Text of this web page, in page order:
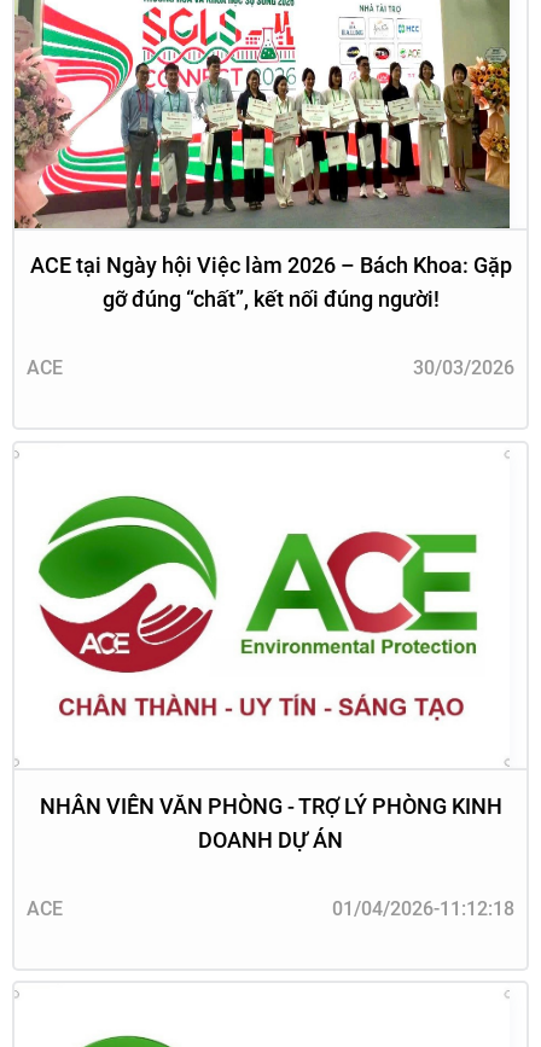
ACE tại Ngày hội Việc làm 2026 – Bách Khoa: Gặp
gỡ đúng “chất”, kết nối đúng người!
ACE 30/03/2026
NHÂN VIÊN VĂN PHÒNG - TRỢ LÝ PHÒNG KINH
DOANH DỰ ÁN
ACE 01/04/2026-11:12:18